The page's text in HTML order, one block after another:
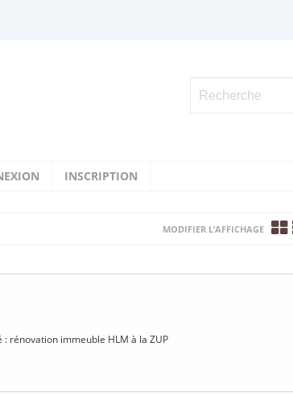
INSCRIPTION
MODIFIER L’AFFICHAGE
: rénovation immeuble HLM à la ZUP